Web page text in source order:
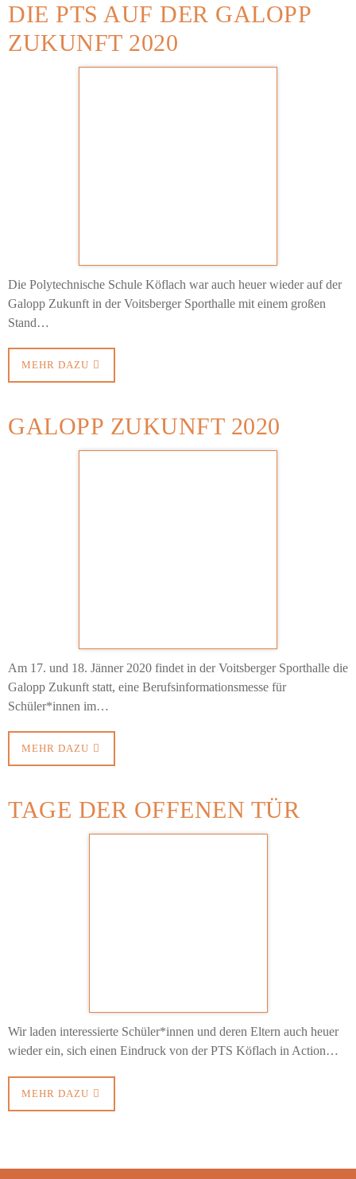
DIE PTS AUF DER GALOPP
ZUKUNFT 2020
Die Polytechnische Schule Köflach war auch heuer wieder auf der
Galopp Zukunft in der Voitsberger Sporthalle mit einem großen
Stand…
MEHR DAZU
GALOPP ZUKUNFT 2020
Am 17. und 18. Jänner 2020 findet in der Voitsberger Sporthalle die
Galopp Zukunft statt, eine Berufsinformationsmesse für
Schüler*innen im…
MEHR DAZU
TAGE DER OFFENEN TÜR
Wir laden interessierte Schüler*innen und deren Eltern auch heuer
wieder ein, sich einen Eindruck von der PTS Köflach in Action…
MEHR DAZU